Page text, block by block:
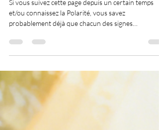
ÉLÉMENTS... et plus
Si vous suivez cette page depuis un certain temps
probablement déjà que chacun des signes
astrologiques est relié à une zone précise de notre
l’astrologie, ni question de croyance, car j’ai pu
vérifier ce fait des dizaines, pour ne pas dire des
centaines de fois en quarante années de pratique.
Devant un problème en apparence insoluble, le